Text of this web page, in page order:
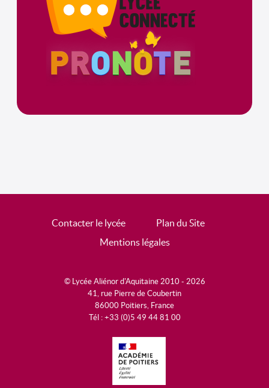
Contacter le lycée
Plan du Site
Mentions légales
© Lycée Aliénor d'Aquitaine 2010 - 2026
41, rue Pierre de Coubertin
86000 Poitiers, France
Tél : +33 (0)5 49 44 81 00